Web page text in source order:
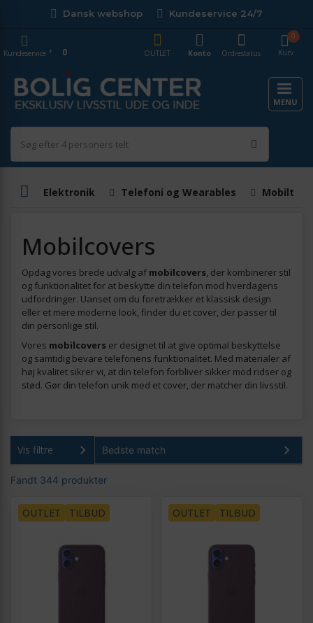
Dansk webshop Kundeservice 24/7
Kurv
0
OUTLET
Konto Ordrestatus
Kundeservice 0
MENU
Elektronik Telefoni og Wearables
Mobilcovers
Opdag vores brede udvalg af mobilcovers, der kombinerer stil
og funktionalitet for at beskytte din telefon mod hverdagens
udfordringer. Uanset om du foretrækker et klassisk design
eller et mere moderne look, finder du et cover, der passer til
din personlige stil.
Vores mobilcovers er designet til at give optimal beskyttelse
og samtidig bevare telefonens funktionalitet. Med materialer af
høj kvalitet sikrer vi, at din telefon forbliver sikker mod ridser og
stød. Gør din telefon unik med et cover, der matcher din livsstil.
Vis filtre
Fandt 344 produkter
OUTLET TILBUD OUTLET TILBUD